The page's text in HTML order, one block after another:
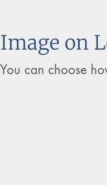
Image on
You can choose